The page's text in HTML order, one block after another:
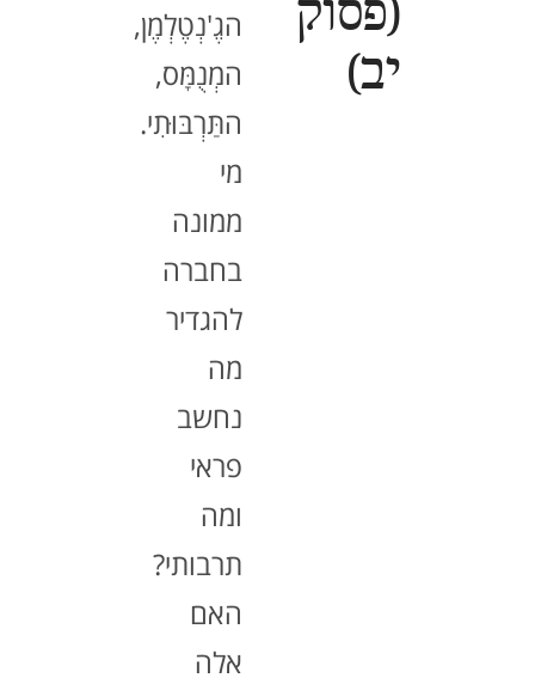
(פסוק
יב)
הגֶ'נְטֶלְמֶן,
המְנֻמָּס,
התַּרְבּוּתִי.
מי
ממונה
בחברה
להגדיר
מה
נחשב
פראי
ומה
תרבותי?
האם
אלה